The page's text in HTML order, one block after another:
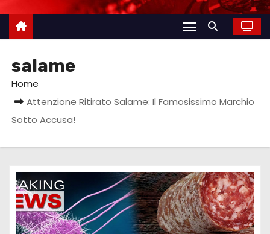
salame
Home
Attenzione Ritirato Salame: Il Famosissimo Marchio
Sotto Accusa!